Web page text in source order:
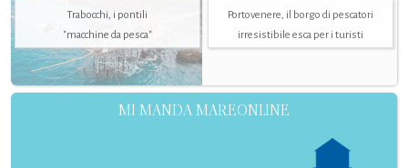
Trabocchi, i pontili
"macchine da pesca"
Portovenere, il borgo di pescatori
irresistibile esca per i turisti
MI MANDA MAREONLINE